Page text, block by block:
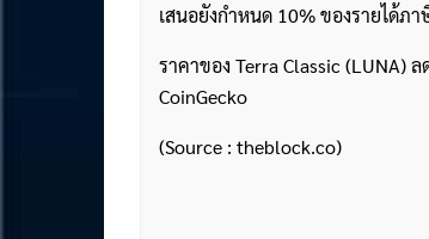
เสนอยังกำหนด 10% ของรายได้ภ
ราคาของ Terra Classic (LUNA)
CoinGecko
(Source : theblock.co)